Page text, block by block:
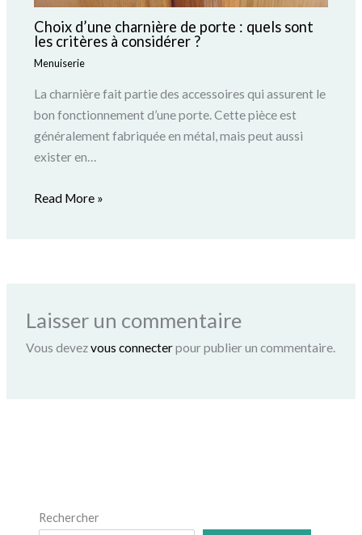
Choix d’une charnière de porte : quels sont
les critères à considérer ?
Menuiserie
La charnière fait partie des accessoires qui assurent le
bon fonctionnement d’une porte. Cette pièce est
généralement fabriquée en métal, mais peut aussi
exister en…
Read More »
Laisser un commentaire
Vous devezvous connecterpour publier un commentaire.
Rechercher